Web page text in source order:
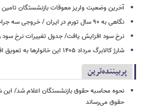
آخرین وضعیت واریز معوقات بازنشستگان
نگاهی به ۹۰ سال تورم در ایران / خروجی سه جراحی اقتصادی، ثبت سه رکورد تورمی بود
نرخ سود افزایش یافت/ جدول تغییرات نرخ سود
شارژ کالابرگ مرداد ۱۴۰۵ این خانوارها به تعویق افتاد / زمان‌بندی جدید اعلام شد
پربیننده‌ترین
نحوه محاسبه حقوق بازنشستگان اعلام شد/
حقوق می‌رساند